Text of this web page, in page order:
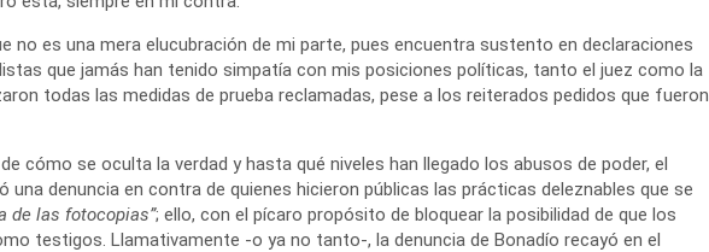
no es una mera elucubración de mi parte, pues encuentra sustento en declaraciones
que jamás han tenido simpatía con mis posiciones políticas, tanto el juez como la
todas las medidas de prueba reclamadas, pese a los reiterados pedidos que fueron
cómo se oculta la verdad y hasta qué niveles han llegado los abusos de poder, el
denuncia en contra de quienes hicieron públicas las prácticas deleznables que se
de las fotocopias”; ello, con el pícaro propósito de bloquear la posibilidad de que los
testigos. Llamativamente -o ya no tanto-, la denuncia de Bonadío recayó en el